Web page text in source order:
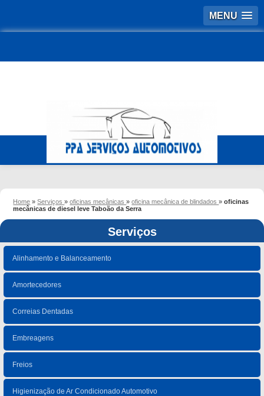
MENU
Home »Serviços»oficinas mecânicas»oficina mecânica de blindados»oficinas
mecânicas de diesel leve Taboão da Serra
Serviços
Alinhamento e Balanceamento
Amortecedores
Correias Dentadas
Embreagens
Freios
Higienização de Ar Condicionado Automotivo